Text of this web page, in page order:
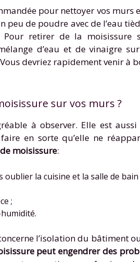
pour nettoyer vos murs
peu de poudre avec de l’eau
Pour retirer de la
d’eau et de vinaigre
devriez rapidement venir à
sur vos murs ?
à observer. Elle est
en sorte qu’elle ne
moisissure:
la cuisine et la salle de bain
;
l’isolation du bâtiment
peut engendrer des